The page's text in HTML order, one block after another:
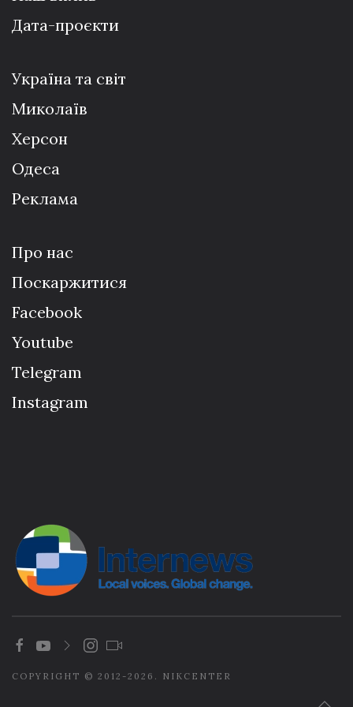
Дата-проєкти
Україна та світ
Миколаїв
Херсон
Одеса
Реклама
Про нас
Поскаржитися
Facebook
Youtube
Telegram
Instagram
COPYRIGHT © 2012-2026. NIKCENTER